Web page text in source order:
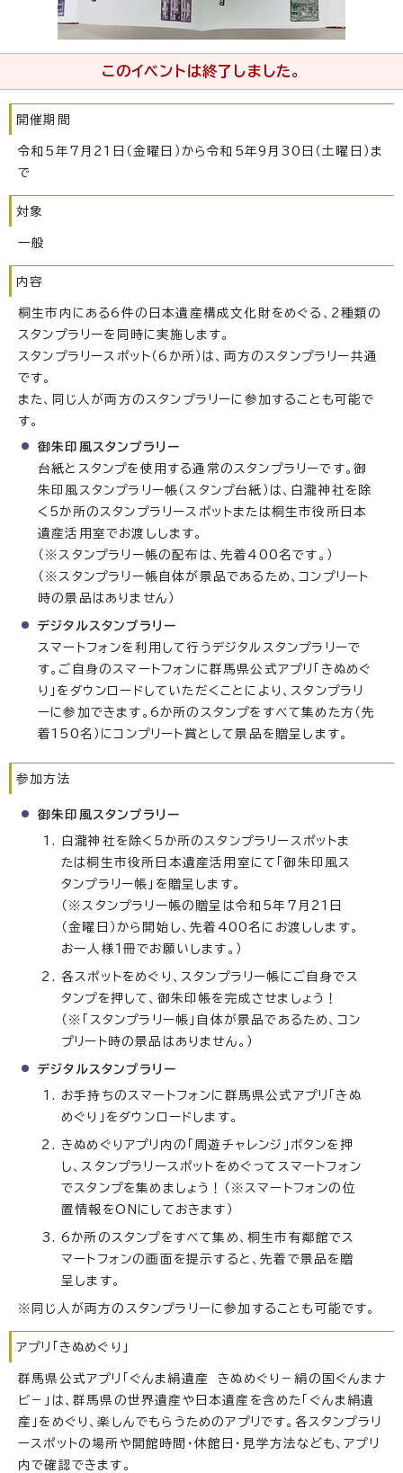
このイベントは終了しました。
開催期間
令和5年7月21日（金曜日）から令和5年9月30日（土曜日）ま
で
対象
一般
内容
桐生市内にある6件の日本遺産構成文化財をめぐる、2種類の
スタンプラリーを同時に実施します。
スタンプラリースポット（6か所）は、両方のスタンプラリー共通
です。
また、同じ人が両方のスタンプラリーに参加することも可能で
す。
御朱印風スタンプラリー
台紙とスタンプを使用する通常のスタンプラリーです。御
朱印風スタンプラリー帳（スタンプ台紙）は、白瀧神社を除
く5か所のスタンプラリースポットまたは桐生市役所日本
遺産活用室でお渡しします。
（※スタンプラリー帳の配布は、先着400名です。）
（※スタンプラリー帳自体が景品であるため、コンプリート
時の景品はありません）
デジタルスタンプラリー
スマートフォンを利用して行うデジタルスタンプラリーで
す。ご自身のスマートフォンに群馬県公式アプリ「きぬめぐ
り」をダウンロードしていただくことにより、スタンプラリ
ーに参加できます。6か所のスタンプをすべて集めた方（先
着150名）にコンプリート賞として景品を贈呈します。
参加方法
御朱印風スタンプラリー
白瀧神社を除く5か所のスタンプラリースポットま
たは桐生市役所日本遺産活用室にて「御朱印風ス
タンプラリー帳」を贈呈します。
（※スタンプラリー帳の贈呈は令和5年7月21日
（金曜日）から開始し、先着400名にお渡しします。
お一人様1冊でお願いします。）
各スポットをめぐり、スタンプラリー帳にご自身でス
タンプを押して、御朱印帳を完成させましょう！
（※「スタンプラリー帳」自体が景品であるため、コン
プリート時の景品はありません。）
デジタルスタンプラリー
お手持ちのスマートフォンに群馬県公式アプリ「きぬ
めぐり」をダウンロードします。
きぬめぐりアプリ内の「周遊チャレンジ」ボタンを押
し、スタンプラリースポットをめぐってスマートフォン
でスタンプを集めましょう！（※スマートフォンの位
置情報をONにしておきます）
6か所のスタンプをすべて集め、桐生市有鄰館でス
マートフォンの画面を提示すると、先着で景品を贈
呈します。
※同じ人が両方のスタンプラリーに参加することも可能です。
アプリ「きぬめぐり」
群馬県公式アプリ「ぐんま絹遺産 きぬめぐり－絹の国ぐんまナ
ビ－」は、群馬県の世界遺産や日本遺産を含めた「ぐんま絹遺
産」をめぐり、楽しんでもらうためのアプリです。各スタンプラリ
ースポットの場所や開館時間・休館日・見学方法なども、アプリ
内で確認できます。